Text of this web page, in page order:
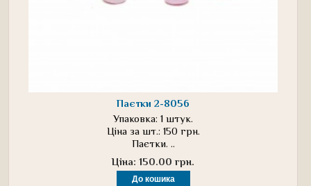
Паєтки 2-8056
Упаковка: 1 штук.
Ціна за шт.: 150 грн.
Паєтки. ..
Ціна: 150.00 грн.